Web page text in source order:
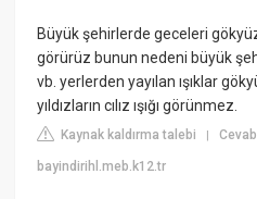
Büyük şehirlerde geceleri
görürüz bunun nedeni büyük
vb. yerlerden yayılan ışıklar
yıldızların cılız ışığı görünmez.
Kaynak kaldırma talebi |
bayindirihl.meb.k12.tr